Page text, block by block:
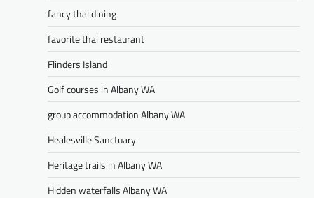
fancy thai dining
favorite thai restaurant
Flinders Island
Golf courses in Albany WA
group accommodation Albany WA
Healesville Sanctuary
Heritage trails in Albany WA
Hidden waterfalls Albany WA